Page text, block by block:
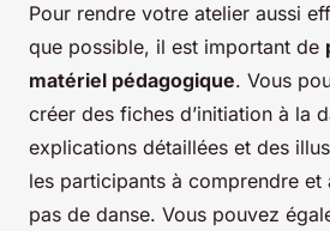
Pour rendre votre atelier aussi
que possible, il est important de
matériel pédagogique. Vous
créer des fiches d’initiation à la
explications détaillées et des
les participants à comprendre et
pas de danse. Vous pouvez